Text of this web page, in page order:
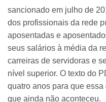
sancionado em julho de
dos profissionais da rede
aposentadas e
seus salários à média da
carreiras de servidoras e
nível superior. O texto do
quatro anos para que
que ainda não aconteceu.